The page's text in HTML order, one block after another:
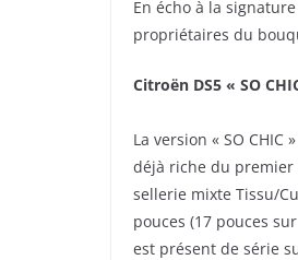
En écho à la
propriétaires du
Citroën DS5 « SO
La version « SO
déjà riche du
sellerie mixte Tissu/
pouces (17 pouces
est présent de série